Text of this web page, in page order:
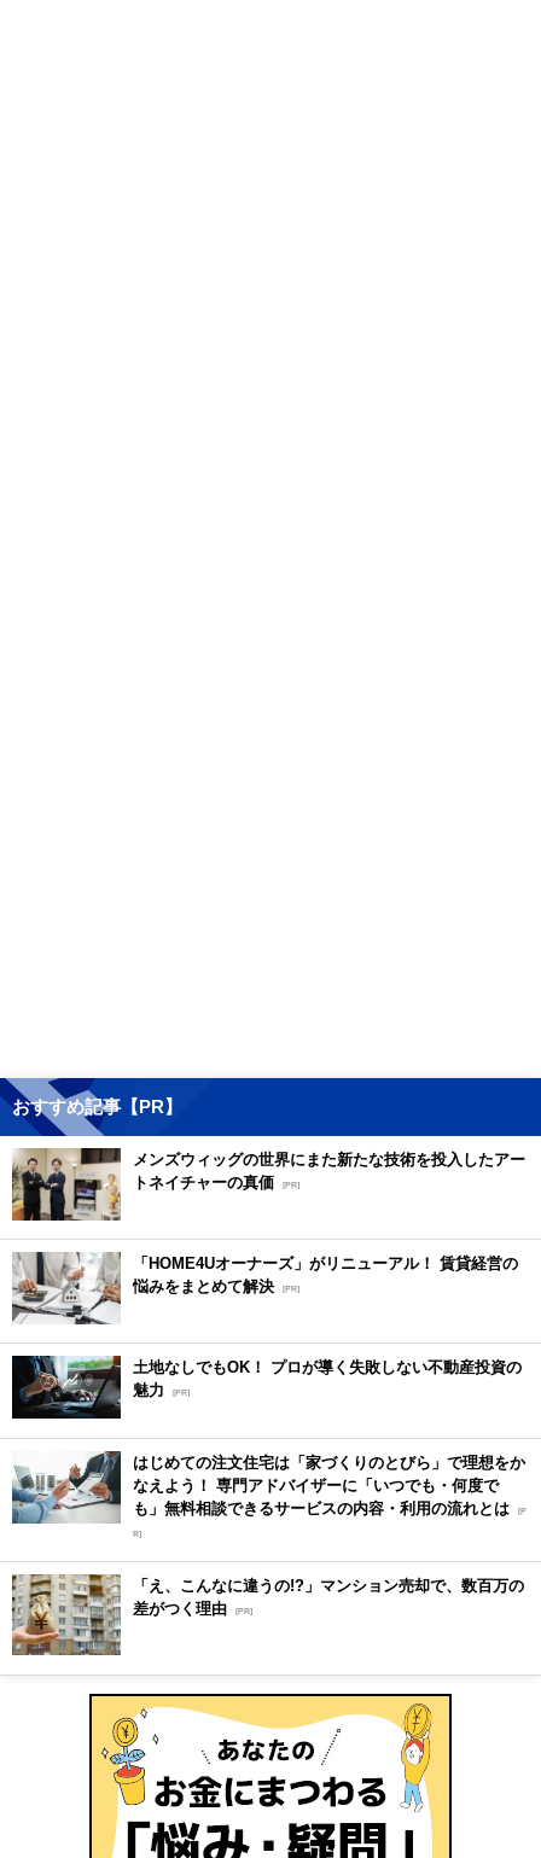
おすすめ記事【PR】
メンズウィッグの世界にまた新たな技術を投入したアー
トネイチャーの真価 [PR]
「HOME4Uオーナーズ」がリニューアル！ 賃貸経営の
悩みをまとめて解決 [PR]
土地なしでもOK！ プロが導く失敗しない不動産投資の
魅力
[PR]
はじめての注文住宅は「家づくりのとびら」で理想をか
なえよう！ 専門アドバイザーに「いつでも・何度で
も」無料相談できるサービスの内容・利用の流れとは [P
R]
「え、こんなに違うの!?」マンション売却で、数百万の
差がつく理由 [PR]